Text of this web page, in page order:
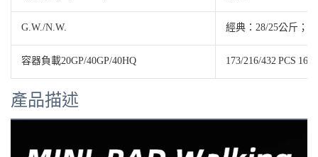
G.W./N.W. 經典：28/25公斤；
容器負載20GP/40GP/40HQ 173/216/432 PCS
產品描述